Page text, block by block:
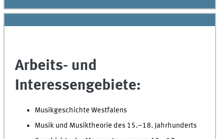
Arbeits- und
Interessengebiete:
Musikgeschichte Westfalens
Musik und Musiktheorie des 15.–18. Jahrhunderts